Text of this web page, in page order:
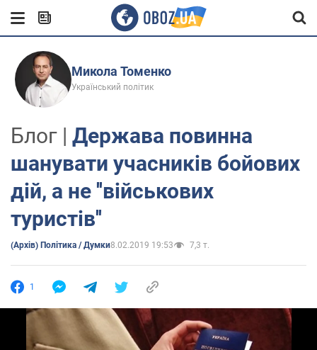
Микола Томенко
Український політик
Блог | Держава повинна
шанувати учасників бойових
дій, а не ''військових
туристів''
(Архів) Політика / Думки8.02.2019 19:53 7,3 т.
1